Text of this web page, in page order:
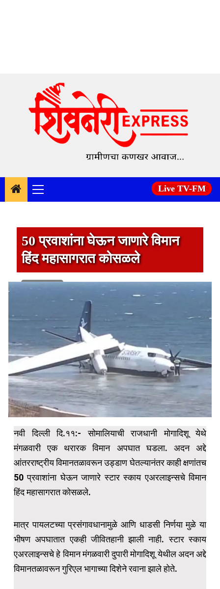
content
Primary
Menu
Live TV-FM
50 प्रवाशांना घेऊन जाणारे विमान
हिंद महासागरात कोसळले
1 min read
नवी दिल्ली दि.११:- सोमालियाची राजधानी मोगादिशू येथे
मंगळवारी एक थरारक विमान अपघात घडला. अदन अद्दे
आंतरराष्ट्रीय विमानतळावरून उड्डाण घेतल्यानंतर काही क्षणांतच
50 प्रवाशांना घेऊन जाणारे स्टार स्काय एअरलाइन्सचे विमान
हिंद महासागरात कोसळले.
मात्र पायलटच्या प्रसंगावधानामुळे आणि धाडसी निर्णया मुळे या
भीषण अपघातात एकही जीवितहानी झाली नाही. स्टार स्काय
एअरलाइन्सचे हे विमान मंगळवारी दुपारी मोगादिशू येथील अदन अद्दे
विमानतळावरून गुरिएल भागाच्या दिशेने रवाना झाले होते.